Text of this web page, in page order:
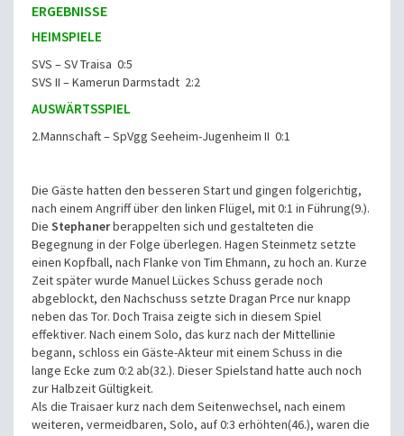
ERGEBNISSE
HEIMSPIELE
SVS – SV Traisa 0:5
SVS II – Kamerun Darmstadt 2:2
AUSWÄRTSSPIEL
2.Mannschaft – SpVgg Seeheim-Jugenheim II 0:1
Die Gäste hatten den besseren Start und gingen folgerichtig,
nach einem Angriff über den linken Flügel, mit 0:1 in Führung(9.).
Die Stephanerberappelten sich und gestalteten die
Begegnung in der Folge überlegen. Hagen Steinmetz setzte
einen Kopfball, nach Flanke von Tim Ehmann, zu hoch an. Kurze
Zeit später wurde Manuel Lückes Schuss gerade noch
abgeblockt, den Nachschuss setzte Dragan Prce nur knapp
neben das Tor. Doch Traisa zeigte sich in diesem Spiel
effektiver. Nach einem Solo, das kurz nach der Mittellinie
begann, schloss ein Gäste-Akteur mit einem Schuss in die
lange Ecke zum 0:2 ab(32.). Dieser Spielstand hatte auch noch
zur Halbzeit Gültigkeit.
Als die Traisaer kurz nach dem Seitenwechsel, nach einem
weiteren, vermeidbaren, Solo, auf 0:3 erhöhten(46.), waren die